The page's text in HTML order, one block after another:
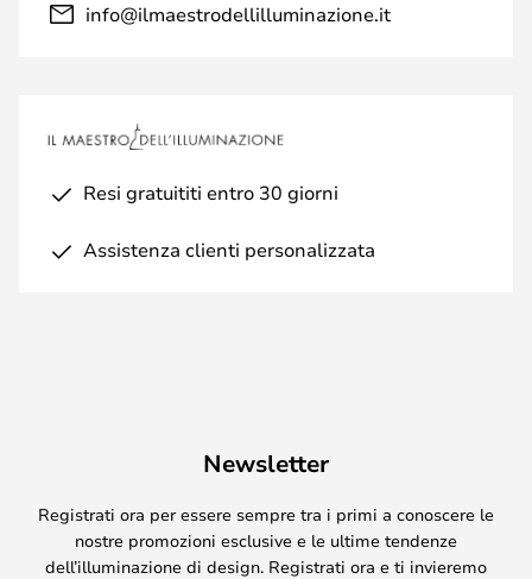
info@ilmaestrodellilluminazione.it
Resi gratuititi entro 30 giorni
Assistenza clienti personalizzata
Newsletter
Registrati ora per essere sempre tra i primi a conoscere le
nostre promozioni esclusive e le ultime tendenze
dell’illuminazione di design. Registrati ora e ti invieremo